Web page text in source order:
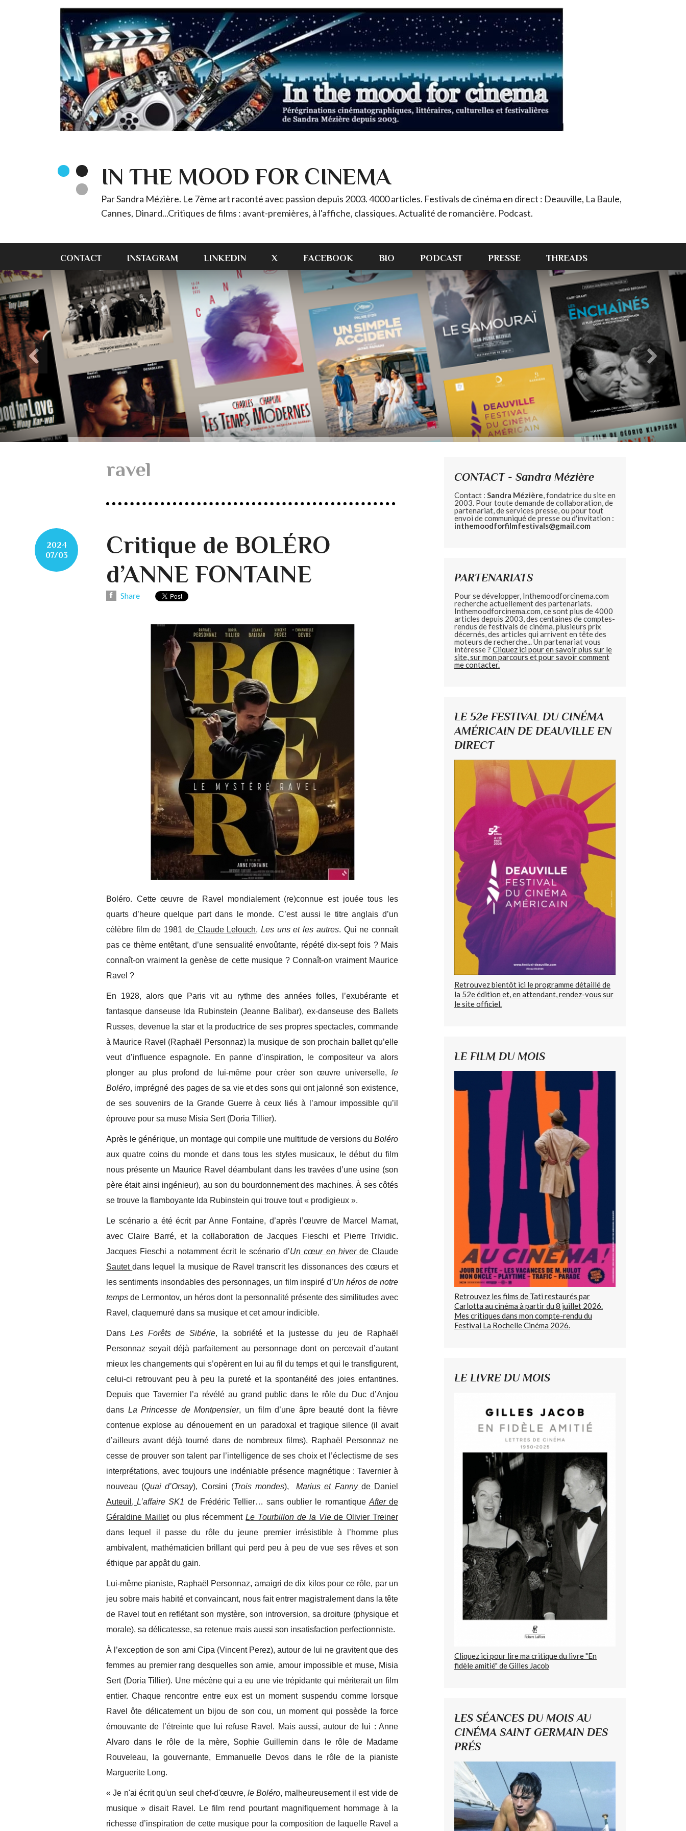
IN THE MOOD FOR CINEMA
Par Sandra Mézière. Le 7ème art raconté avec passion depuis 2003. 4000 articles. Festivals de cinéma en direct : Deauville, La Baule,
Cannes, Dinard...Critiques de films : avant-premières, à l'affiche, classiques. Actualité de romancière. Podcast.
CONTACT INSTAGRAM LINKEDIN X FACEBOOK BIO PODCAST PRESSE THREADS
ravel
2024
07/03
Critique de BOLÉRO
d’ANNE FONTAINE
Share
Boléro. Cette œuvre de Ravel mondialement (re)connue est jouée tous les
quarts d’heure quelque part dans le monde. C’est aussi le titre anglais d’un
célèbre film de 1981 deClaude Lelouch,Les uns et les autres. Qui ne connaît
pas ce thème entêtant, d’une sensualité envoûtante, répété dix-sept fois ? Mais
connaît-on vraiment la genèse de cette musique ? Connaît-on vraiment Maurice
Ravel ?
En 1928, alors que Paris vit au rythme des années folles, l’exubérante et
fantasque danseuse Ida Rubinstein (Jeanne Balibar), ex-danseuse des Ballets
Russes, devenue la star et la productrice de ses propres spectacles, commande
à Maurice Ravel (Raphaël Personnaz) la musique de son prochain ballet qu’elle
veut d’influence espagnole. En panne d’inspiration, le compositeur va alors
plonger au plus profond de lui-même pour créer son œuvre universelle, le
Boléro, imprégné des pages de sa vie et des sons qui ont jalonné son existence,
de ses souvenirs de la Grande Guerre à ceux liés à l’amour impossible qu’il
éprouve pour sa muse Misia Sert (Doria Tillier).
Après le générique, un montage qui compile une multitude de versions du Boléro
aux quatre coins du monde et dans tous les styles musicaux, le début du film
nous présente un Maurice Ravel déambulant dans les travées d’une usine (son
père était ainsi ingénieur), au son du bourdonnement des machines. À ses côtés
se trouve la flamboyante Ida Rubinstein qui trouve tout « prodigieux ».
Le scénario a été écrit par Anne Fontaine, d’après l’œuvre de Marcel Marnat,
avec Claire Barré, et la collaboration de Jacques Fieschi et Pierre Trividic.
Jacques Fieschi a notamment écrit le scénario d’Un cœur en hiver de Claude
Sautetdans lequel la musique de Ravel transcrit les dissonances des cœurs et
les sentiments insondables des personnages, un film inspiré d’Un héros de notre
temps de Lermontov, un héros dont la personnalité présente des similitudes avec
Ravel, claquemuré dans sa musique et cet amour indicible.
Dans Les Forêts de Sibérie, la sobriété et la justesse du jeu de Raphaël
Personnaz seyait déjà parfaitement au personnage dont on percevait d’autant
mieux les changements qui s’opèrent en lui au fil du temps et qui le transfigurent,
celui-ci retrouvant peu à peu la pureté et la spontanéité des joies enfantines.
Depuis que Tavernier l’a révélé au grand public dans le rôle du Duc d’Anjou
dans La Princesse de Montpensier, un film d’une âpre beauté dont la fièvre
contenue explose au dénouement en un paradoxal et tragique silence (il avait
d’ailleurs avant déjà tourné dans de nombreux films), Raphaël Personnaz ne
cesse de prouver son talent par l’intelligence de ses choix et l’éclectisme de ses
interprétations, avec toujours une indéniable présence magnétique : Tavernier à
nouveau (Quai d’Orsay), Corsini (Trois mondes),Marius et Fannyde Daniel
Auteuil,L’affaire SK1 de Frédéric Tellier… sans oublier le romantique Afterde
Géraldine Mailletou plus récemmentLe Tourbillon de la Viede Olivier Treiner
dans lequel il passe du rôle du jeune premier irrésistible à l’homme plus
ambivalent, mathématicien brillant qui perd peu à peu de vue ses rêves et son
éthique par appât du gain.
Lui-même pianiste, Raphaël Personnaz, amaigri de dix kilos pour ce rôle, par un
jeu sobre mais habité et convaincant, nous fait entrer magistralement dans la tête
de Ravel tout en reflétant son mystère, son introversion, sa droiture (physique et
morale), sa délicatesse, sa retenue mais aussi son insatisfaction perfectionniste.
À l’exception de son ami Cipa (Vincent Perez), autour de lui ne gravitent que des
femmes au premier rang desquelles son amie, amour impossible et muse, Misia
Sert (Doria Tillier). Une mécène qui a eu une vie trépidante qui mériterait un film
entier. Chaque rencontre entre eux est un moment suspendu comme lorsque
Ravel ôte délicatement un bijou de son cou, un moment qui possède la force
émouvante de l’étreinte que lui refuse Ravel. Mais aussi, autour de lui : Anne
Alvaro dans le rôle de la mère, Sophie Guillemin dans le rôle de Madame
Rouveleau, la gouvernante, Emmanuelle Devos dans le rôle de la pianiste
Marguerite Long.
« Je n'ai écrit qu'un seul chef-d'œuvre,le Boléro, malheureusement il est vide de
musique » disait Ravel. Le film rend pourtant magnifiquement hommage à la
richesse d’inspiration de cette musique pour la composition de laquelle Ravel a
CONTACT - Sandra Mézière
Contact : Sandra Mézière, fondatrice du site en
2003. Pour toute demande de collaboration, de
partenariat, de services presse, ou pour tout
envoi de communiqué de presse ou d'invitation :
inthemoodforfilmfestivals@gmail.com
PARTENARIATS
Pour se développer, Inthemoodforcinema.com
recherche actuellement des partenariats.
Inthemoodforcinema.com, ce sont plus de 4000
articles depuis 2003, des centaines de comptes-
rendus de festivals de cinéma, plusieurs prix
décernés, des articles qui arrivent en tête des
moteurs de recherche... Un partenariat vous
intéresse ? Cliquez ici pour en savoir plus sur le
site, sur mon parcours et pour savoir comment
me contacter.
LE 52e FESTIVAL DU CINÉMA
AMÉRICAIN DE DEAUVILLE EN
DIRECT
Retrouvez bientôt ici le programme détaillé de
la 52e édition et, en attendant, rendez-vous sur
le site officiel.
LE FILM DU MOIS
Retrouvez les films de Tati restaurés par
Carlotta au cinéma à partir du 8 juillet 2026.
Mes critiques dans mon compte-rendu du
Festival La Rochelle Cinéma 2026.
LE LIVRE DU MOIS
Cliquez ici pour lire ma critique du livre "En
fidèle amitié" de Gilles Jacob
LES SÉANCES DU MOIS AU
CINÉMA SAINT GERMAIN DES
PRÉS